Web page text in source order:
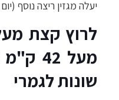
יעלה מגזין ריצה נוסף
מעל
שונות לגמרי